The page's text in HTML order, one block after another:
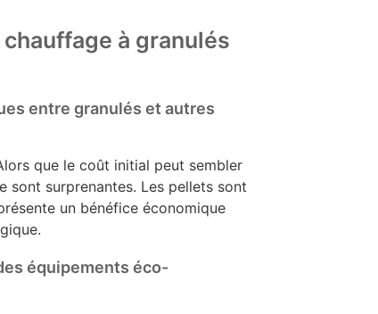
à granulés
entre granulés et autres
que le coût initial peut sembler
sont surprenantes. Les pellets sont
un bénéfice économique
équipements éco-